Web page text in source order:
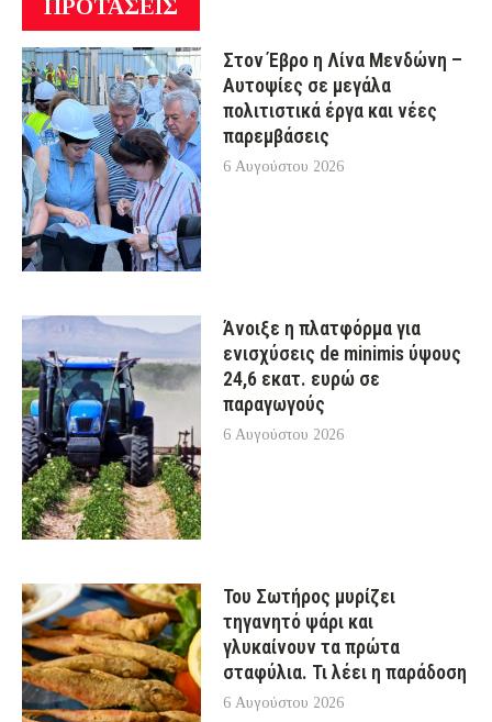
ΠΡΟΤΑΣΕΙΣ
Στον Έβρο η Λίνα Μενδώνη –
Αυτοψίες σε μεγάλα
πολιτιστικά έργα και νέες
παρεμβάσεις
6 Αυγούστου 2026
Άνοιξε η πλατφόρμα για
ενισχύσεις de minimis ύψους
24,6 εκατ. ευρώ σε
παραγωγούς
6 Αυγούστου 2026
Του Σωτήρος μυρίζει
τηγανητό ψάρι και
γλυκαίνουν τα πρώτα
σταφύλια. Τι λέει η παράδοση
6 Αυγούστου 2026